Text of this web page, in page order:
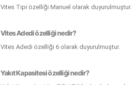
Vites Tipi özelliği Manuel olarak duyurulmuştur.
Vites Adedi özelliği nedir?
Vites Adedi özelliği 6 olarak duyurulmuştur.
Yakıt Kapasitesi özelliği nedir?